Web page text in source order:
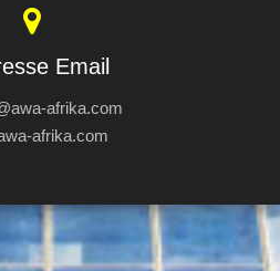
Email
afrika.com
afrika.com